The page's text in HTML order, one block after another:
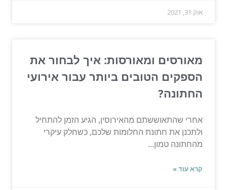
אוק 31, 2021
מאורסים ומאורסות: איך לבחור את
הספקים הטובים ביותר עבור אירועי
החתונה?
אחרי שהתאוששתם מהאירוסין, הגיע הזמן להתחיל
ולתכנן את חתונת החלומות שלכם, כשחלק עיקרי
מהחתונה טמון...
קרא עוד »